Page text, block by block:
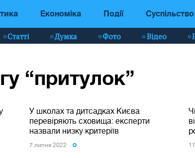
Економіка Події Суспільство
Статті Думка Фото Відео
“притулок”
У школах та дитсадках Києва
перевіряють сховища: експерти
назвали низку критеріїв
7 липня 2022